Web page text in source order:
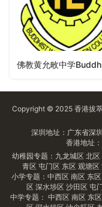
Copyright © 2025 香港拔
深圳地址：广东省深
香港地址
幼稚园专题： 九龙城区 北区
青区 屯门区 东区 观塘区
小学专题： 中西区 南区 东区
区 深水埗区 沙田区 屯
中学专题： 中西区 南区 东区